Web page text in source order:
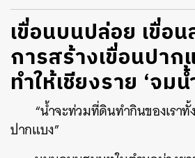
เขื่อนบนปล่อย เขื่อ
การสร้างเขื่อนปาก
ทำให้เชียงราย ‘จม
“น้ำจะท่วมที่ดินทำกินของเรา
ปากแบง”